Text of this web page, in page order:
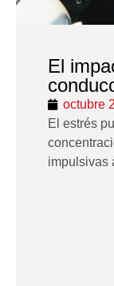
El
octubre
El estrés
impulsivas